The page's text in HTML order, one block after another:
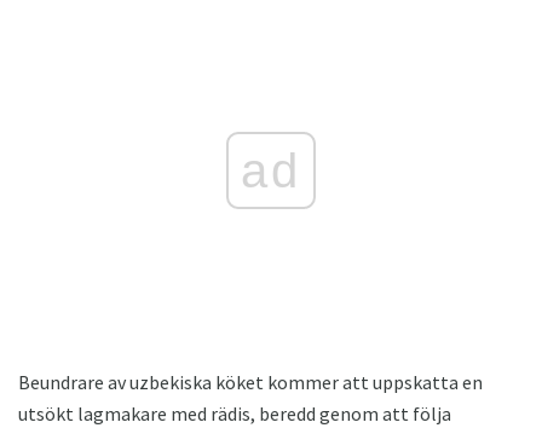
ad
Beundrare av uzbekiska köket kommer att uppskatta en
utsökt lagmakare med rädis, beredd genom att följa